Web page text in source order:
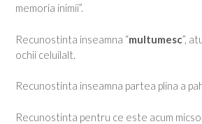
memoria inimii”.
Recunostinta inseamna “multumesc”,
ochii celuilalt.
Recunostinta inseamna partea plina a
Recunostinta pentru ce este acum